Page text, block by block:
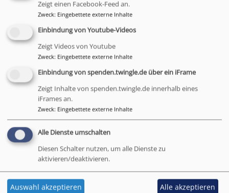
Apostelkirche im Herzen von Miesbach empfängt Sie
jeden Sonntag ganz herzlich zum Gottesdienst um
10.30 Uhr.
HERZLICH WILLKOMMEN IM BUNTEN HAUS
Raum für Begegnung und alles, was daraus entsteht.
Vielen Dank an unsere Unterstützer und
Zeigt einen Facebook-Feed an.
Zweck: Eingebettete externe Inhalte
Einbindung von Youtube-Videos
Zeigt Videos von Youtube
Zweck: Eingebettete externe Inhalte
Einbindung von spenden.twingle.de über ein iFrame
Zeigt Inhalte von spenden.twingle.de innerhalb eines
iFrames an.
Zweck: Eingebettete externe Inhalte
Alle Dienste umschalten
Diesen Schalter nutzen, um alle Dienste zu
aktivieren/deaktivieren.
Auswahl akzeptieren Alle akzeptieren